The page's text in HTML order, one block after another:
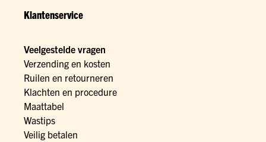
Klantenservice
Veelgestelde vragen
Verzending en kosten
Ruilen en retourneren
Klachten en procedure
Maattabel
Wastips
Veilig betalen